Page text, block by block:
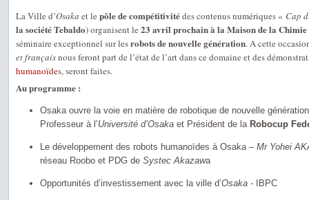
La Ville d’Osaka et le pôle de compétitivitédes contenus numériques « Cap
la société Tebaldo) organisent le 23 avril prochain à la Maison de la
séminaire exceptionnel sur lesrobots de nouvelle génération. A cette
et françaisnous feront part de l’état de l’art dans ce domaine et des
humanoïdes, seront faites.
Au programme :
Osaka ouvre la voie en matière de robotique de nouvelle
Professeur à l’Université d’Osaka et Président de la Robocup
Le développement des robots humanoïdes à Osaka – Mr Yohei
réseau Roobo et PDG de Systec Akazawa
Opportunités d’investissement avec la ville d’Osaka - IBPC